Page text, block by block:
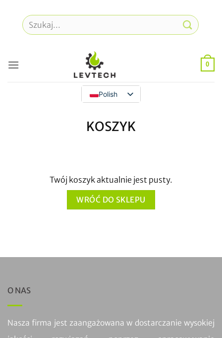
Szukaj:
0
Polish
KOSZYK
Twój koszyk aktualnie jest pusty.
WRÓĆ DO SKLEPU
O NAS
Nasza firma jest zaangażowana w dostarczanie wysokiej